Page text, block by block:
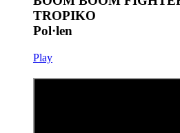
TROPIKO
Pol·len
Play